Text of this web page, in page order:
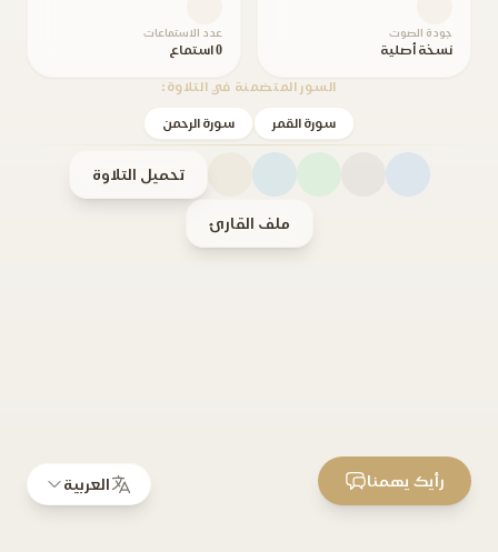
جودة الصوت
نسخة أصلية
عدد الاستماعات
0 استماع
السور المتضمنة في التلاوة:
سورة القمر سورة الرحمن
تحميل التلاوة
ملف القارئ
العربية رأيك يهمنا